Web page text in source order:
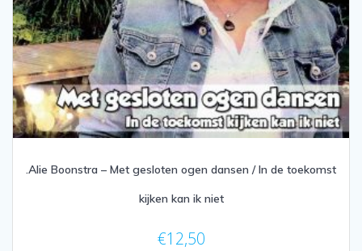
.Alie Boonstra – Met gesloten ogen dansen / In de toekomst
kijken kan ik niet
€12,50